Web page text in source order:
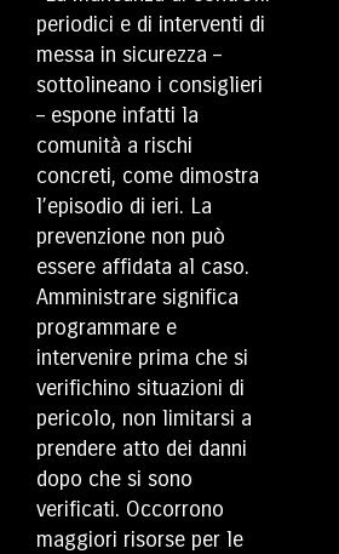
periodici e di interventi di
messa in sicurezza –
sottolineano i consiglieri
– espone infatti la
comunità a rischi
concreti, come dimostra
l’episodio di ieri. La
prevenzione non può
essere affidata al caso.
Amministrare significa
programmare e
intervenire prima che si
verifichino situazioni di
pericolo, non limitarsi a
prendere atto dei danni
dopo che si sono
verificati. Occorrono
maggiori risorse per le